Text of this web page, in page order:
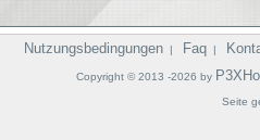
Nutzungsbedingungen | Faq |
Copyright © 2013 -2026 by
Seite